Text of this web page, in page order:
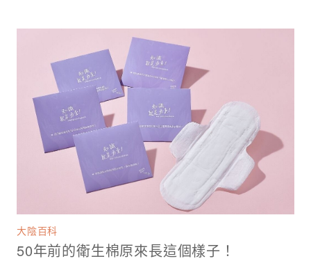
大陰百科
50年前的衛生棉原來長這個樣子！